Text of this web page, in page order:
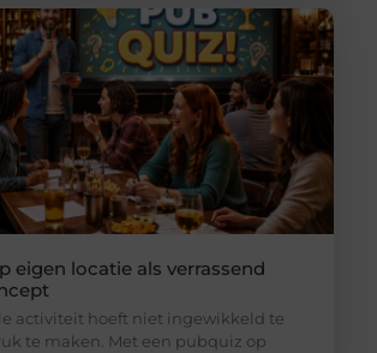
eigen locatie als verrassend
activiteit hoeft niet ingewikkeld te
te maken. Met een pubquiz op